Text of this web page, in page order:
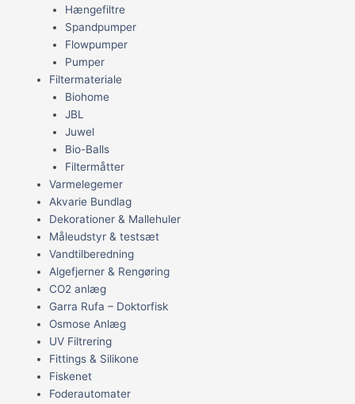
Hængefiltre
Spandpumper
Flowpumper
Pumper
Filtermateriale
Biohome
JBL
Juwel
Bio-Balls
Filtermåtter
Varmelegemer
Akvarie Bundlag
Dekorationer & Mallehuler
Måleudstyr & testsæt
Vandtilberedning
Algefjerner & Rengøring
CO2 anlæg
Garra Rufa – Doktorfisk
Osmose Anlæg
UV Filtrering
Fittings & Silikone
Fiskenet
Foderautomater